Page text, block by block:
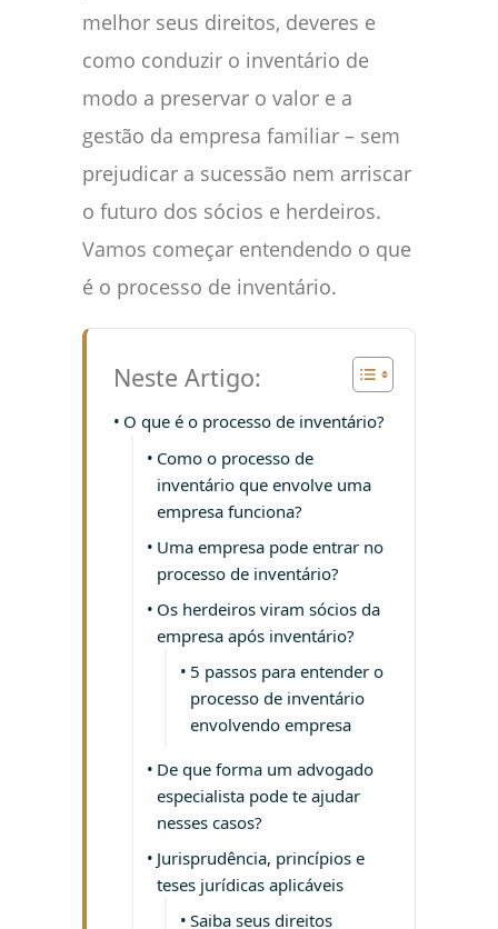
melhor seus direitos, deveres e
como conduzir o inventário de
modo a preservar o valor e a
gestão da empresa familiar – sem
prejudicar a sucessão nem arriscar
o futuro dos sócios e herdeiros.
Vamos começar entendendo o que
é o processo de inventário.
Neste Artigo:
O que é o processo de inventário?
Como o processo de
inventário que envolve uma
empresa funciona?
Uma empresa pode entrar no
processo de inventário?
Os herdeiros viram sócios da
empresa após inventário?
5 passos para entender o
processo de inventário
envolvendo empresa
De que forma um advogado
especialista pode te ajudar
nesses casos?
Jurisprudência, princípios e
teses jurídicas aplicáveis
Saiba seus direitos